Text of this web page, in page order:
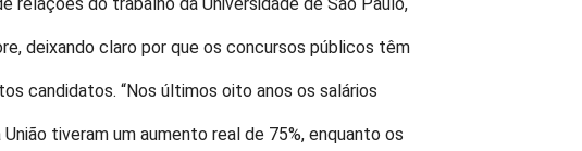
deixando claro por que os concursos públicos têm
candidatos. “Nos últimos oito anos os salários
tiveram um aumento real de 75%, enquanto os